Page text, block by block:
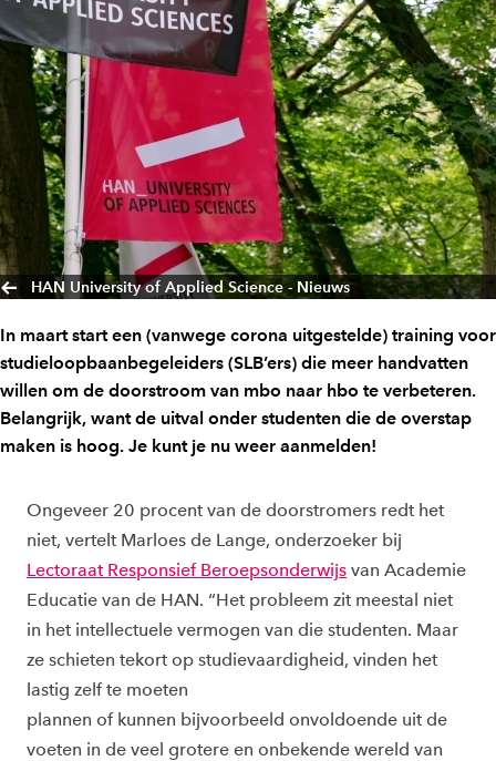
HAN University of Applied Science - Nieuws
In maart start een (vanwege corona uitgestelde) training voor
studieloopbaanbegeleiders (SLB’ers) die meer handvatten
willen om de doorstroom van mbo naar hbo te verbeteren.
Belangrijk, want de uitval onder studenten die de overstap
maken is hoog. Je kunt je nu weer aanmelden!
Ongeveer 20 procent van de doorstromers redt het
niet, vertelt Marloes de Lange, onderzoeker bij
Lectoraat Responsief Beroepsonderwijs van Academie
Educatie van de HAN. “Het probleem zit meestal niet
in het intellectuele vermogen van die studenten. Maar
ze schieten tekort op studievaardigheid, vinden het
lastig zelf te moeten
plannen of kunnen bijvoorbeeld onvoldoende uit de
voeten in de veel grotere en onbekende wereld van